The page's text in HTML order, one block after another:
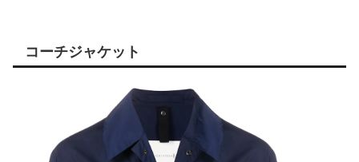
コーチジャケット